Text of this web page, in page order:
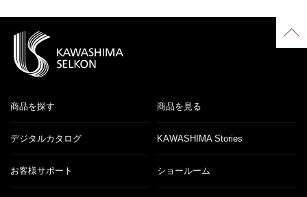
商品を探す 商品を見る
デジタルカタログ KAWASHIMA Stories
お客様サポート ショールーム